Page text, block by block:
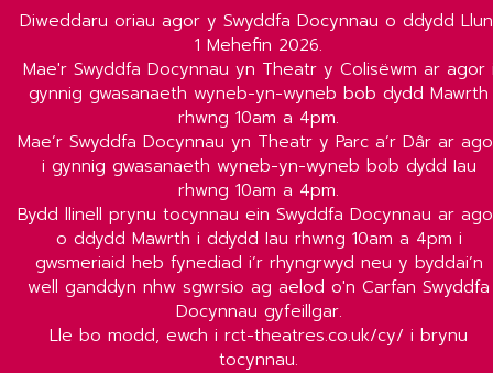
Diweddaru oriau agor y Swyddfa Docynnau o ddydd
1 Mehefin 2026.
Mae'r Swyddfa Docynnau yn Theatr y Colisëwm ar agor
gynnig gwasanaeth wyneb-yn-wyneb bob dydd Mawrth
rhwng 10am a 4pm.
Mae’r Swyddfa Docynnau yn Theatr y Parc a’r Dâr ar
i gynnig gwasanaeth wyneb-yn-wyneb bob dydd Iau
rhwng 10am a 4pm.
Bydd llinell prynu tocynnau ein Swyddfa Docynnau ar
o ddydd Mawrth i ddydd Iau rhwng 10am a 4pm i
gwsmeriaid heb fynediad i’r rhyngrwyd neu y byddai’n
well ganddyn nhw sgwrsio ag aelod o'n Carfan Swyddfa
Docynnau gyfeillgar.
Lle bo modd, ewch i rct-theatres.co.uk/cy/ i brynu
tocynnau.